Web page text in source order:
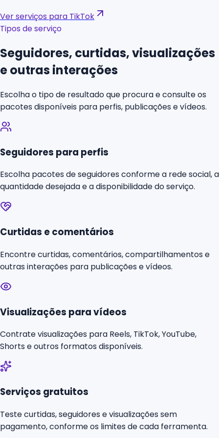
Ver serviços para TikTok
Tipos de serviço
Seguidores, curtidas, visualizações
e outras interações
Escolha o tipo de resultado que procura e consulte os
pacotes disponíveis para perfis, publicações e vídeos.
Seguidores para perfis
Escolha pacotes de seguidores conforme a rede social, a
quantidade desejada e a disponibilidade do serviço.
Curtidas e comentários
Encontre curtidas, comentários, compartilhamentos e
outras interações para publicações e vídeos.
Visualizações para vídeos
Contrate visualizações para Reels, TikTok, YouTube,
Shorts e outros formatos disponíveis.
Serviços gratuitos
Teste curtidas, seguidores e visualizações sem
pagamento, conforme os limites de cada ferramenta.